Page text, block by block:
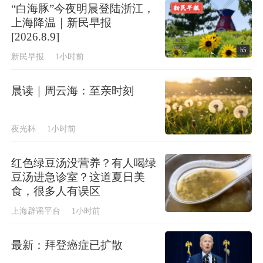
“白海豚”今夜明晨登陆浙江，
上海降温｜新民早报
[2026.8.9]
新民早报 1小时前
h5
晨读｜周云海：至亲时刻
夜光杯 1小时前
红色绿豆汤没营养？有人喝绿
豆汤进急诊室？这道夏日美
食，很多人有误区
上海辟谣平台 1小时前
最新：拜登癌症已扩散